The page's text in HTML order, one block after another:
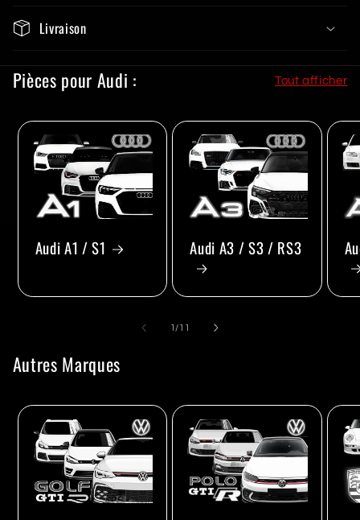
Livraison
Pièces pour Audi : Tout afficher
Audi A1 / S1 Audi A3 / S3 / RS3
1 /de
11
Autres Marques